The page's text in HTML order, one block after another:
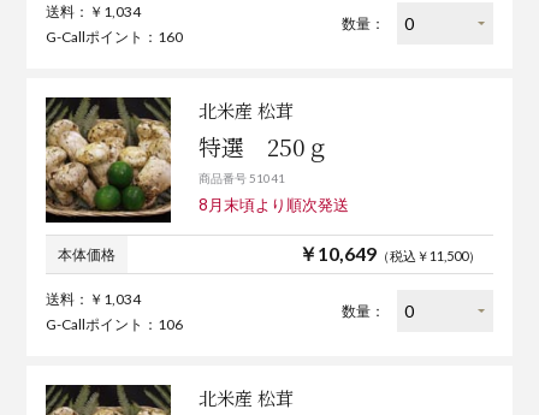
送料：￥1,034
G-Callポイント：160
数量：
北米産 松茸
特選 250ｇ
商品番号 51041
8月末頃より順次発送
本体価格 ￥10,649（税込￥11,500）
送料：￥1,034
G-Callポイント：106
数量：
北米産 松茸